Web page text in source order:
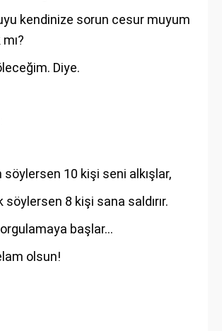
kendinize sorun cesur muyum
Diye.
söylersen 10 kişi seni alkışlar,
söylersen 8 kişi sana saldırır.
başlar...
olsun!